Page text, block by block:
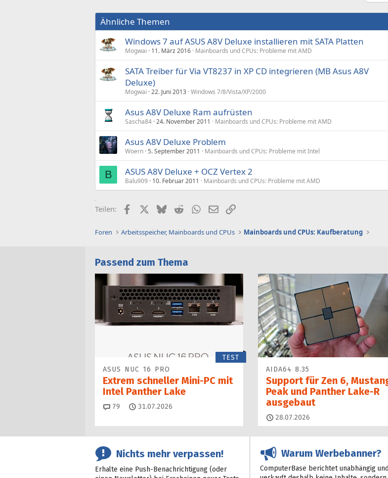
Ähnliche Themen
Windows 7 auf ASUS A8V Deluxe installieren mit SATA Platten
Mogwai 11. März 2016 Mainboards und CPUs: Probleme mit AMD
SATA Treiber für Via VT8237 in XP CD integrieren (MB Asus A8V
Deluxe)
Mogwai 22. Juni 2013 Windows 7/8/Vista/XP/2000
Asus A8V Deluxe Ram aufrüsten
Sascha84 24. November 2011 Mainboards und CPUs: Probleme mit AMD
Asus A8V Deluxe Problem
Woern 5. September 2011 Mainboards und CPUs: Probleme mit Intel
B ASUS A8V Deluxe + OCZ Vertex 2
Balu909 10. Februar 2011 Mainboards und CPUs: Probleme mit AMD
Teilen: FacebookX (Twitter)
BlueskyRedditWhatsApp
E-MailLink
Foren Arbeitsspeicher, Mainboards und CPUs Mainboards und CPUs: Kaufberatung
Passend zum Thema
TEST
ASUS NUC 16 PRO
Extrem schneller Mini-PC mit
Intel Panther Lake
79 Kommentare
31.07.2026
AIDA64 8.35
Support für Zen 6,
Peak und Panther Lake-R
ausgebaut
28.07.2026
Nichts mehr verpassen!
Erhalte eine Push-Benachrichtigung (oder
Warum Werbebanner?
ComputerBase berichtet unabhängig und